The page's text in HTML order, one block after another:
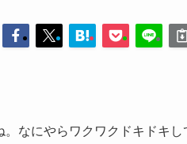
なにやらワクワクドキドキ